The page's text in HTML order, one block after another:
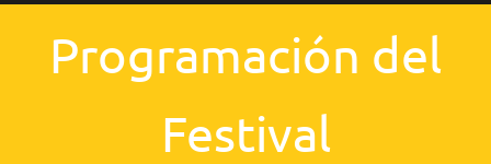
Programación del
Festival